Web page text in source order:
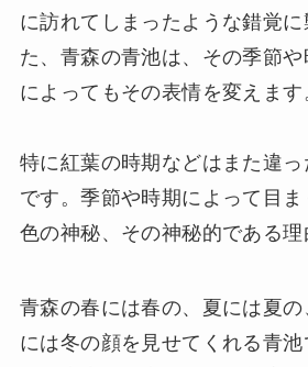
に訪れてしまったような錯覚に
た、青森の青池は、その季節
によってもその表情を変えます
特に紅葉の時期などはまた違っ
です。季節や時期によって目
色の神秘、その神秘的である理
青森の春には春の、夏には夏
には冬の顔を見せてくれる青池